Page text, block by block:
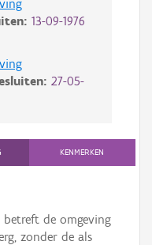
13-09-1976
27-05-
KENMERKEN
betreft de omgeving
zonder de als